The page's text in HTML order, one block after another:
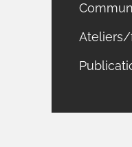
Ateliers/